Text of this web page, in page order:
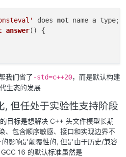
does not name a type;
answer()
{
我们省了-std=c++20，而是默认构建
生态的发展
, 但任处于实验性支持阶段
目标是想解决 C++ 头文件模型长期
、包含顺序敏感、接口和实现边界不
影响是颠覆性的, 但是由于历史/兼容
16 的默认标准虽然是